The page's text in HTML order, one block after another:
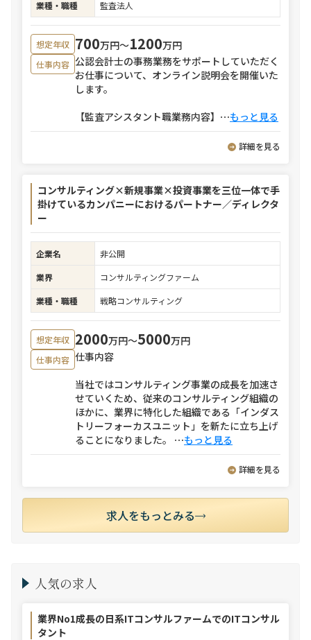
業種・職種
監査法人
想定年収 700万円〜1200万円
仕事内容 公認会計士の事務業務をサポートしていただく
お仕事について、オンライン説明会を開催いた
します。
【監査アシスタント職業務内容】 ⋯もっと見る
詳細を見る
コンサルティング×新規事業×投資事業を三位一体で手
掛けているカンパニーにおけるパートナー／ディレクタ
ー
企業名
非公開
業界
コンサルティングファーム
業種・職種
戦略コンサルティング
想定年収 2000万円〜5000万円
仕事内容 仕事内容
当社ではコンサルティング事業の成長を加速さ
せていくため、従来のコンサルティング組織の
ほかに、業界に特化した組織である「インダス
トリーフォーカスユニット」を新たに立ち上げ
ることになりました。 ⋯もっと見る
詳細を見る
求人をもっとみる
人気の求人
業界No1成長の日系ITコンサルファームでのITコンサル
タント